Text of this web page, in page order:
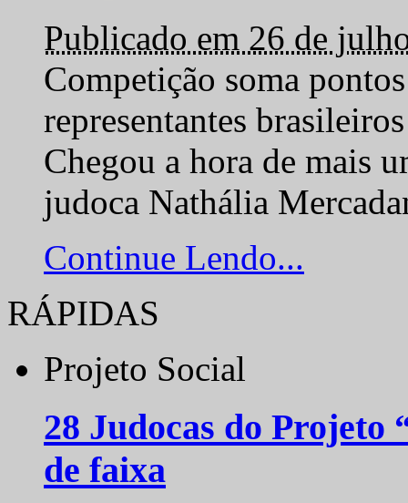
Publicado em 26 de
Competição soma
representantes
Chegou a hora de mais
judoca Nathália
Continue Lendo...
RÁPIDAS
Projeto Social
28 Judocas do
de faixa